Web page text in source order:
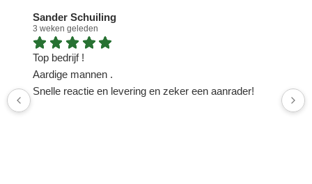
Sander Schuiling
3 weken geleden
Top bedrijf !
Aardige mannen .
Snelle reactie en levering en zeker een aanrader!